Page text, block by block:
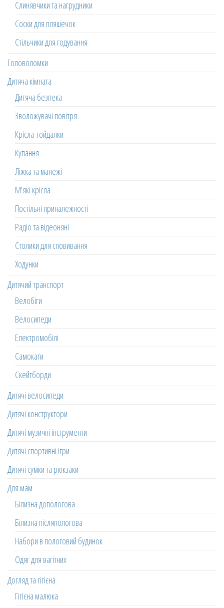
Слинявчики та нагрудники
Соски для пляшечок
Стільчики для годування
Головоломки
Дитяча кімната
Дитяча безпека
Зволожувачі повітря
Крісла-гойдалки
Купання
Ліжка та манежі
М'які крісла
Постільні приналежності
Радіо та відеоняні
Столики для сповивання
Ходунки
Дитячий транспорт
Велобіги
Велосипеди
Електромобілі
Самокати
Скейтборди
Дитячі велосипеди
Дитячі конструктори
Дитячі музичні інструменти
Дитячі спортивні ігри
Дитячі сумки та рюкзаки
Для мам
Білизна допологова
Білизна післяпологова
Набори в пологовий будинок
Одяг для вагітних
Догляд та гігієна
Гігієна малюка